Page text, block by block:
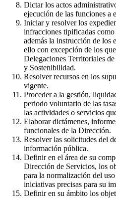
Dictar los actos
ejecución de las funciones a
Iniciar y resolver los
infracciones tipificadas
además la instrucción de los
ello con excepción de los
Delegaciones Territoriales
y Sostenibilidad.
Resolver recursos en los
vigente.
Proceder a la gestión,
periodo voluntario de las
las actividades o servicios
Elaborar dictámenes,
funcionales de la Dirección.
Resolver las solicitudes del
información pública.
Definir en el área de su
Dirección de Servicios, los
para la normalización del
iniciativas precisas para su
Definir en su ámbito los